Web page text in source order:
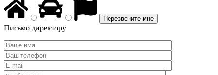
Письмо директору